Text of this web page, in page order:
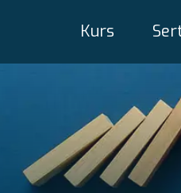
Kurs